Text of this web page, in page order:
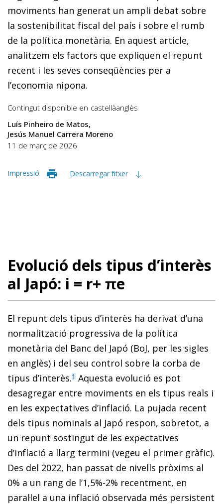
moviments han generat un ampli debat sobre
la sostenibilitat fiscal del país i sobre el rumb
de la política monetària. En aquest article,
analitzem els factors que expliquen el repunt
recent i les seves conseqüències per a
l’economia nipona.
Contingut disponible en castellàanglès
Luís Pinheiro de Matos
Jesús Manuel Carrera Moreno
11 de març de 2026
Impressió Descarregar fitxer
Evolució dels tipus d’interès
al Japó: i = r+ πe
El repunt dels tipus d’interès ha derivat d’una
normalització progressiva de la política
monetària del Banc del Japó (BoJ, per les sigles
en anglès) i del seu control sobre la corba de
tipus d’interès.1 Aquesta evolució es pot
desagregar entre moviments en els tipus reals i
en les expectatives d’inflació. La pujada recent
dels tipus nominals al Japó respon, sobretot, a
un repunt sostingut de les expectatives
d’inflació a llarg termini (vegeu el primer gràfic).
Des del 2022, han passat de nivells pròxims al
0% a un rang de l’1,5%-2% recentment, en
paral·lel a una inflació observada més persistent